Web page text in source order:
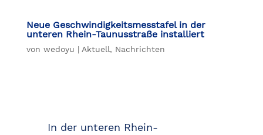
Neue Geschwindigkeitsmesstafel in der
unteren Rhein-Taunusstraße installiert
von wedoyu | Aktuell, Nachrichten
In der unteren Rhein-